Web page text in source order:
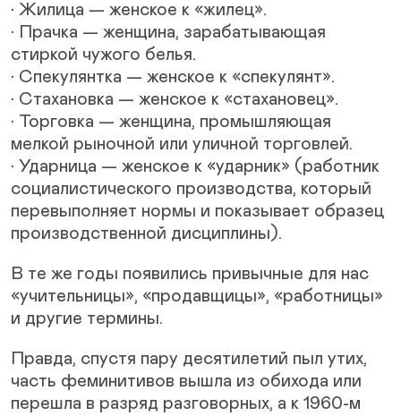
• Жилица — женское к «жилец».
• Прачка — женщина, зарабатывающая
стиркой чужого белья.
• Спекулянтка — женское к «спекулянт».
• Стахановка — женское к «стахановец».
• Торговка — женщина, промышляющая
мелкой рыночной или уличной торговлей.
• Ударница — женское к «ударник» (работник
социалистического производства, который
перевыполняет нормы и показывает образец
производственной дисциплины).
В те же годы появились привычные для нас
«учительницы», «продавщицы», «работницы»
и другие термины.
Правда, спустя пару десятилетий пыл утих,
часть феминитивов вышла из обихода или
перешла в разряд разговорных, а к 1960-м